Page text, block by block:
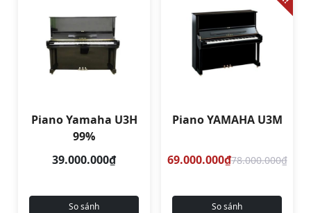
Piano Yamaha U3H
99%
39.000.000₫
So sánh
Piano YAMAHA U3M
69.000.000₫78.000.000₫
So sánh